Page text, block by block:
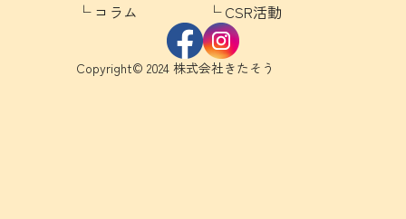
コラム
CSR活動
Copyright© 2024 株式会社きたそう